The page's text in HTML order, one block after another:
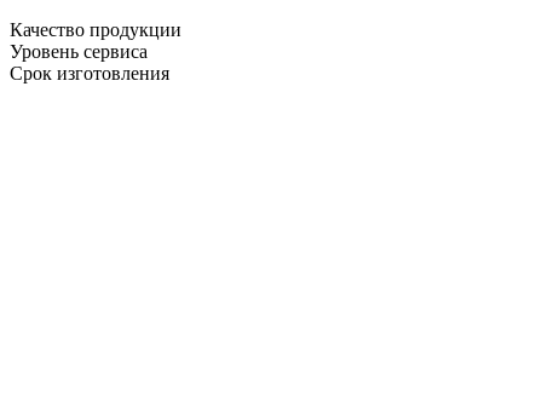
Качество продукции
Уровень сервиса
Срок изготовления